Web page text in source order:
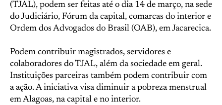
(TJAL), podem ser feitas até o dia 14 de março, na sede
do Judiciário, Fórum da capital, comarcas do interior e
Ordem dos Advogados do Brasil (OAB), em Jacarecica.
Podem contribuir magistrados, servidores e
colaboradores do TJAL, além da sociedade em geral.
Instituições parceiras também podem contribuir com
a ação. A iniciativa visa diminuir a pobreza menstrual
em Alagoas, na capital e no interior.